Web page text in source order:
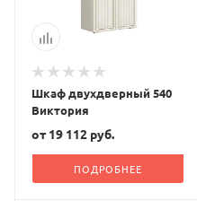
Шкаф двухдверный 540
Виктория
от 19 112 руб.
ПОДРОБНЕЕ